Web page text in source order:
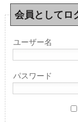
会員としてロ
ユーザー名
パスワード